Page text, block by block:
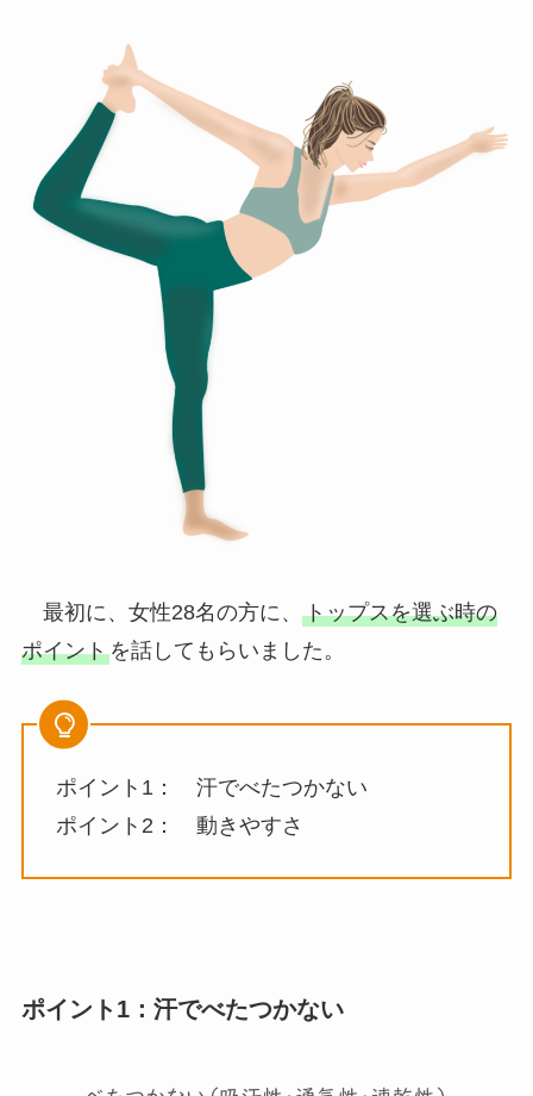
最初に、女性28名の方に、 トップスを選ぶ時の
ポイントを話してもらいました。
ポイント1： 汗でべたつかない
ポイント2： 動きやすさ
ポイント1：汗でべたつかない